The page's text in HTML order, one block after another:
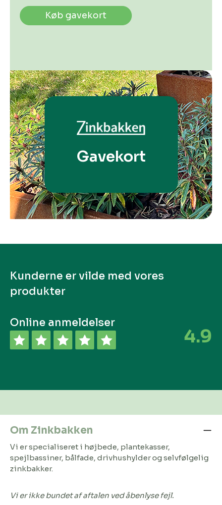
Køb gavekort
Gavekort
Kunderne er vilde med vores
produkter
Online anmeldelser
4.9
Om Zinkbakken
Vi er specialiseret i højbede, plantekasser,
spejlbassiner, bålfade, drivhushylder og selvfølgelig
zinkbakker.
Vi er ikke bundet af aftalen ved åbenlyse fejl.